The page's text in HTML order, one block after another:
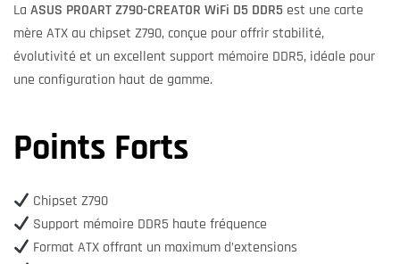
La ASUS PROART Z790-CREATOR WiFi D5 DDR5 est une carte
mère ATX au chipset Z790, conçue pour offrir stabilité,
évolutivité et un excellent support mémoire DDR5, idéale pour
une configuration haut de gamme.
Points Forts
Chipset Z790
Support mémoire DDR5 haute fréquence
Format ATX offrant un maximum d’extensions